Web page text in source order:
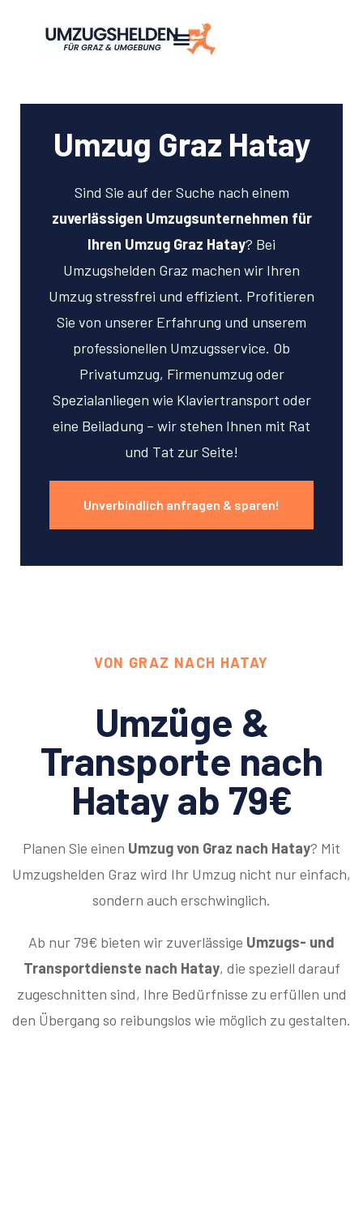
Umzug Graz Hatay
Sind Sie auf der Suche nach einem
zuverlässigen Umzugsunternehmen für
Ihren Umzug Graz Hatay? Bei
Umzugshelden Graz machen wir Ihren
Umzug stressfrei und effizient. Profitieren
Sie von unserer Erfahrung und unserem
professionellen Umzugsservice. Ob
Privatumzug, Firmenumzug oder
Spezialanliegen wie Klaviertransport oder
eine Beiladung – wir stehen Ihnen mit Rat
und Tat zur Seite!
Unverbindlich anfragen & sparen!
VON GRAZ NACH HATAY
Umzüge &
Transporte nach
Hatay ab 79€
Planen Sie einen Umzug von Graz nach Hatay? Mit
Umzugshelden Graz wird Ihr Umzug nicht nur einfach,
sondern auch erschwinglich.
Ab nur 79€ bieten wir zuverlässige Umzugs- und
Transportdienste nach Hatay, die speziell darauf
zugeschnitten sind, Ihre Bedürfnisse zu erfüllen und
den Übergang so reibungslos wie möglich zu gestalten.